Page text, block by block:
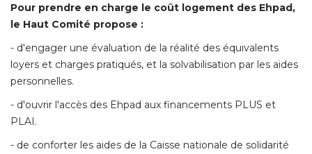
Pour prendre en charge le coût logement des Ehpad,
le Haut Comité propose :
- d'engager une évaluation de la réalité des équivalents
loyers et charges pratiqués, et la solvabilisation par les aides
personnelles.
- d'ouvrir l'accès des Ehpad aux financements PLUS et
PLAI.
- de conforter les aides de la Caisse nationale de solidarité